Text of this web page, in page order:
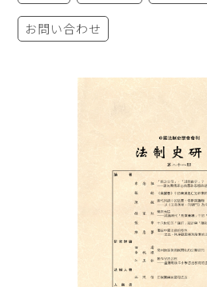
お問い合わせ